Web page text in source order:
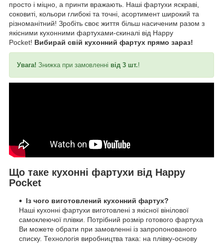
просто і міцно, а принти вражають. Наші фартухи яскраві,
соковиті, кольори глибокі та точні, асортимент широкий та
різноманітний! Зробіть своє життя більш насиченим разом з
якісними кухонними фартухами-скиналі від Happy
Pocket! Вибирай свій кухонний фартух прямо зараз!
Увага! Знижка при замовленні від 3 шт.!
Що таке кухонні фартухи від Happy
Pocket
Із чого виготовлений кухонний фартух?
Наші кухонні фартухи виготовлені з якісної вінілової
самоклеючої плівки. Потрібний розмір готового фартуха
Ви можете обрати при замовленні із запропонованого
списку. Технологія виробництва така: на плівку-основу